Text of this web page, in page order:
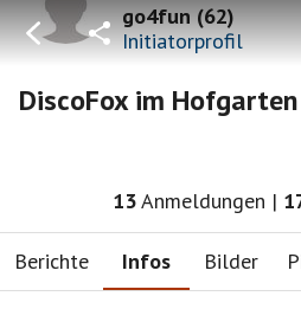
go4fun(62)
Initiatorprofil
DiscoFox im Hofgarten
13Anmeldungen |
Berichte Infos Bilder